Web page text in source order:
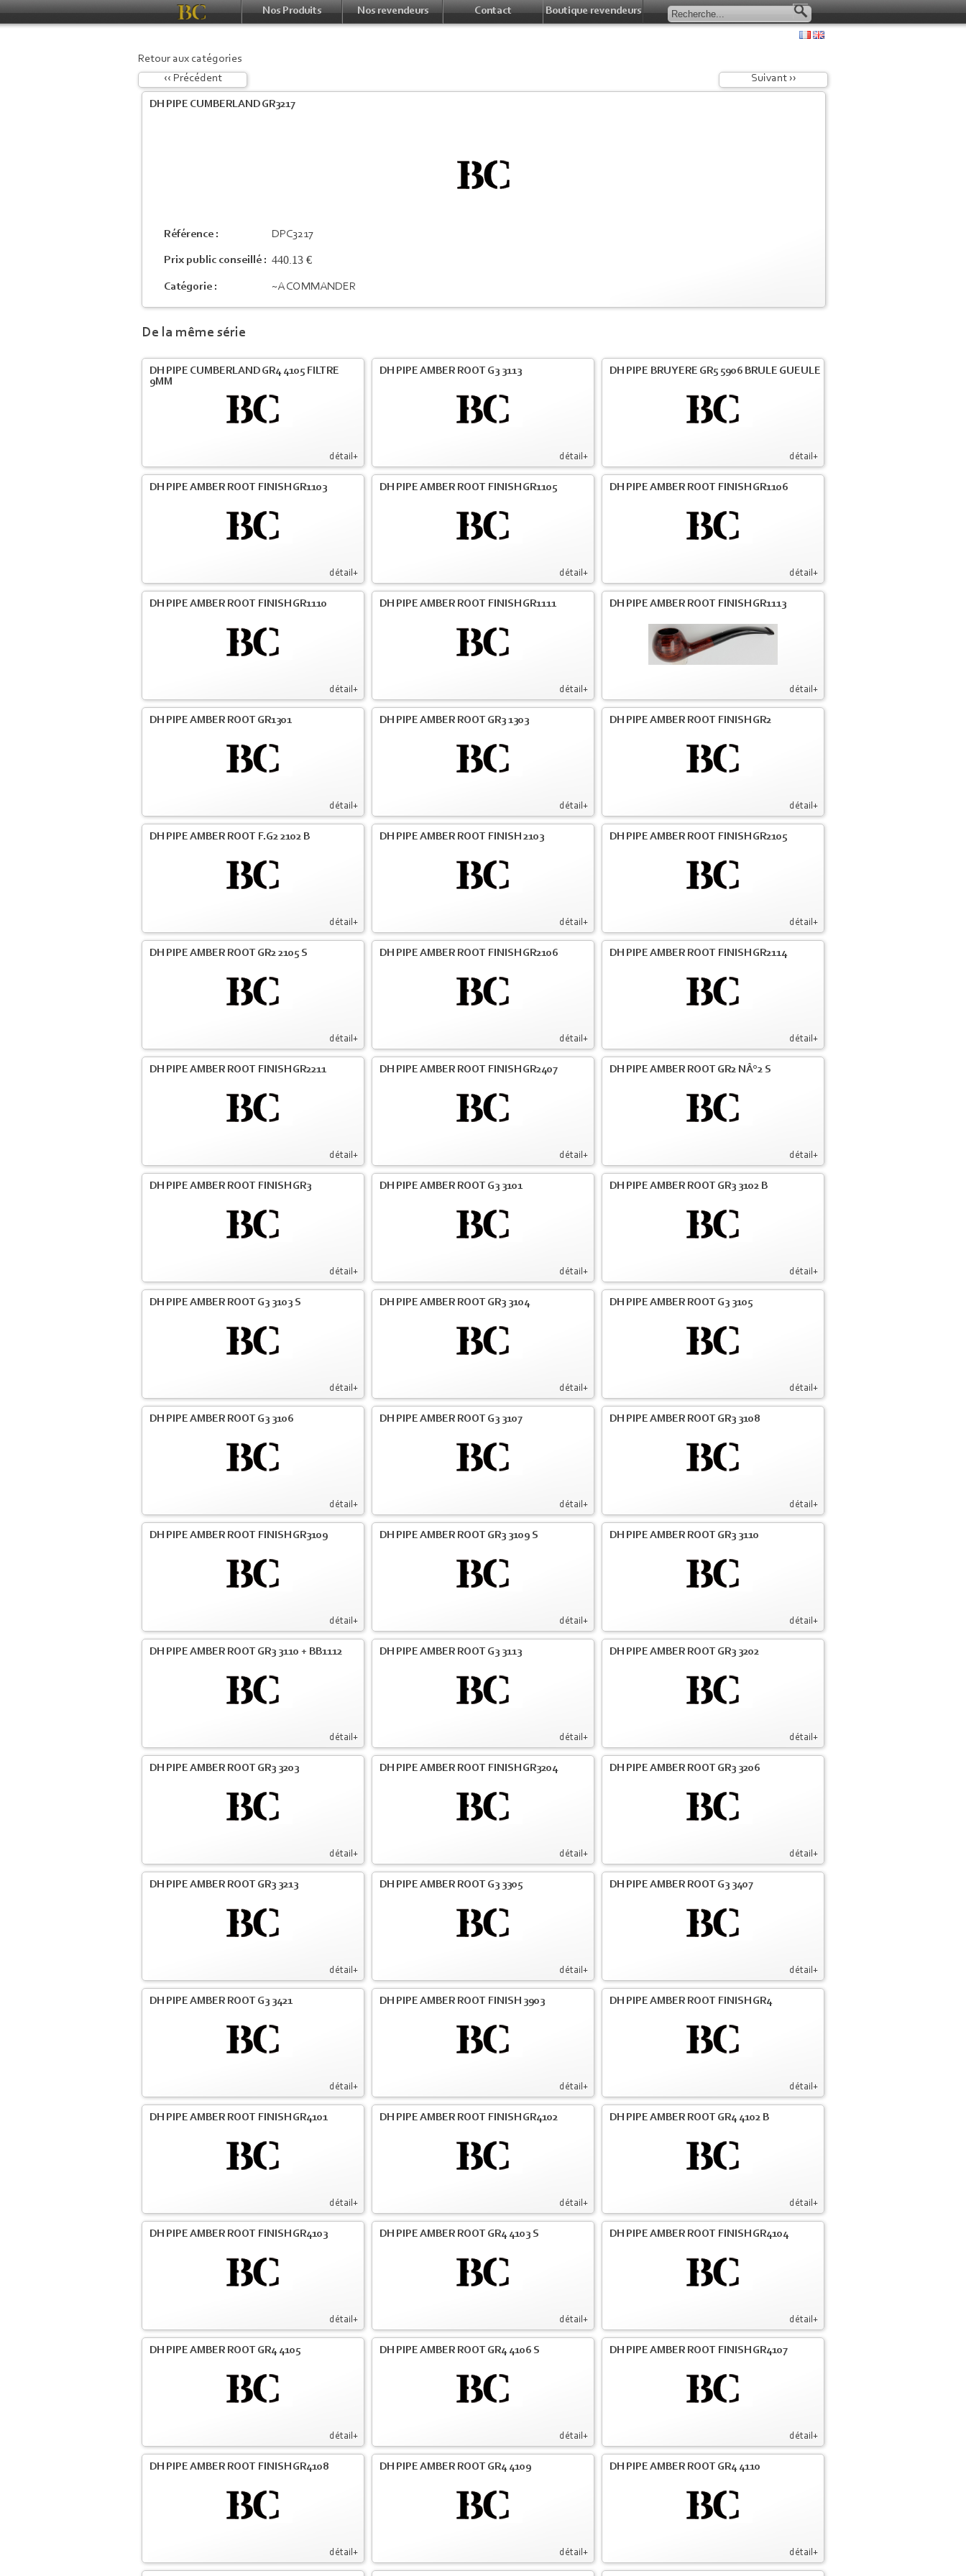
Nos Produits Nos revendeurs Contact Boutique revendeurs
Retour aux catégories
‹‹ Précédent
Suivant ››
DH PIPE CUMBERLAND GR3217
Référence : DPC3217
Prix public conseillé : 440.13 €
Catégorie : ~A COMMANDER
De la même série
détail+
DH PIPE CUMBERLAND GR4 4105 FILTRE
9MM
détail+
DH PIPE AMBER ROOT G3 3113
détail+
DH PIPE BRUYERE GR5 5906 BRULE GUEULE
détail+
DH PIPE AMBER ROOT FINISH GR1103
détail+
DH PIPE AMBER ROOT FINISH GR1105
détail+
DH PIPE AMBER ROOT FINISH GR1106
détail+
DH PIPE AMBER ROOT FINISH GR1110
détail+
DH PIPE AMBER ROOT FINISH GR1111
détail+
DH PIPE AMBER ROOT FINISH GR1113
détail+
DH PIPE AMBER ROOT GR1301
détail+
DH PIPE AMBER ROOT GR3 1303
détail+
DH PIPE AMBER ROOT FINISH GR2
détail+
DH PIPE AMBER ROOT F.G2 2102 B
détail+
DH PIPE AMBER ROOT FINISH 2103
détail+
DH PIPE AMBER ROOT FINISH GR2105
détail+
DH PIPE AMBER ROOT GR2 2105 S
détail+
DH PIPE AMBER ROOT FINISH GR2106
détail+
DH PIPE AMBER ROOT FINISH GR2114
détail+
DH PIPE AMBER ROOT FINISH GR2211
détail+
DH PIPE AMBER ROOT FINISH GR2407
détail+
DH PIPE AMBER ROOT GR2 NÂ°2 S
détail+
DH PIPE AMBER ROOT FINISH GR3
détail+
DH PIPE AMBER ROOT G3 3101
détail+
DH PIPE AMBER ROOT GR3 3102 B
détail+
DH PIPE AMBER ROOT G3 3103 S
détail+
DH PIPE AMBER ROOT GR3 3104
détail+
DH PIPE AMBER ROOT G3 3105
détail+
DH PIPE AMBER ROOT G3 3106
détail+
DH PIPE AMBER ROOT G3 3107
détail+
DH PIPE AMBER ROOT GR3 3108
détail+
DH PIPE AMBER ROOT FINISH GR3109
détail+
DH PIPE AMBER ROOT GR3 3109 S
détail+
DH PIPE AMBER ROOT GR3 3110
détail+
DH PIPE AMBER ROOT GR3 3110 + BB1112
détail+
DH PIPE AMBER ROOT G3 3113
détail+
DH PIPE AMBER ROOT GR3 3202
détail+
DH PIPE AMBER ROOT GR3 3203
détail+
DH PIPE AMBER ROOT FINISH GR3204
détail+
DH PIPE AMBER ROOT GR3 3206
détail+
DH PIPE AMBER ROOT GR3 3213
détail+
DH PIPE AMBER ROOT G3 3305
détail+
DH PIPE AMBER ROOT G3 3407
détail+
DH PIPE AMBER ROOT G3 3421
détail+
DH PIPE AMBER ROOT FINISH 3903
détail+
DH PIPE AMBER ROOT FINISH GR4
détail+
DH PIPE AMBER ROOT FINISH GR4101
détail+
DH PIPE AMBER ROOT FINISH GR4102
détail+
DH PIPE AMBER ROOT GR4 4102 B
détail+
DH PIPE AMBER ROOT FINISH GR4103
détail+
DH PIPE AMBER ROOT GR4 4103 S
détail+
DH PIPE AMBER ROOT FINISH GR4104
détail+
DH PIPE AMBER ROOT GR4 4105
détail+
DH PIPE AMBER ROOT GR4 4106 S
détail+
DH PIPE AMBER ROOT FINISH GR4107
détail+
DH PIPE AMBER ROOT FINISH GR4108
détail+
DH PIPE AMBER ROOT GR4 4109
détail+
DH PIPE AMBER ROOT GR4 4110